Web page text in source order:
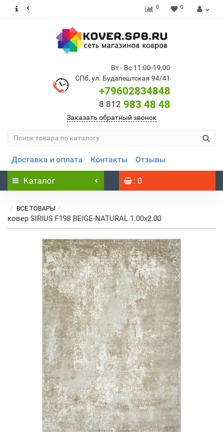
0 0
Вт - Вс 11:00-19:00
СПб, ул. Будапештская 94/41
+79602834848
8 812 983 48 48
Заказать обратный звонок
Доставка и оплата Контакты Отзывы
Каталог : 0
ВСЕ ТОВАРЫ
ковер SIRIUS F198 BEIGE-NATURAL 1.00x2.00